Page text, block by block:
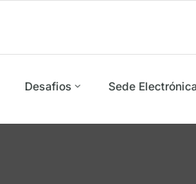
Desafios Sede Electrónica